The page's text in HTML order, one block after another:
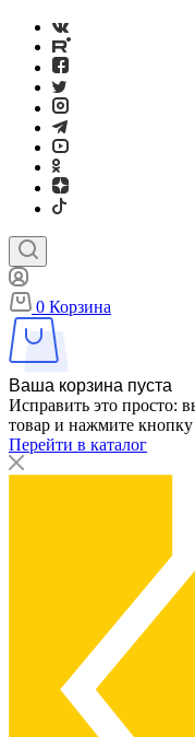
0 Корзина
Ваша корзина пуста
Исправить это просто:
товар и нажмите
Перейти в каталог